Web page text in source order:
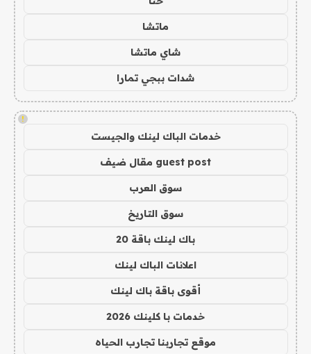
ماتشا
شاي ماتشا
شدات ببجي تمارا
!
خدمات الباك لينك والجيست
guest post مقال ضيف
سوق العرب
سوق التاريخ
باك لينك باقة 20
اعلانات الباك لينك
أقوى باقة باك لينك
خدمات با كلينك 2026
موقع تجاربنا تجارب الحياه